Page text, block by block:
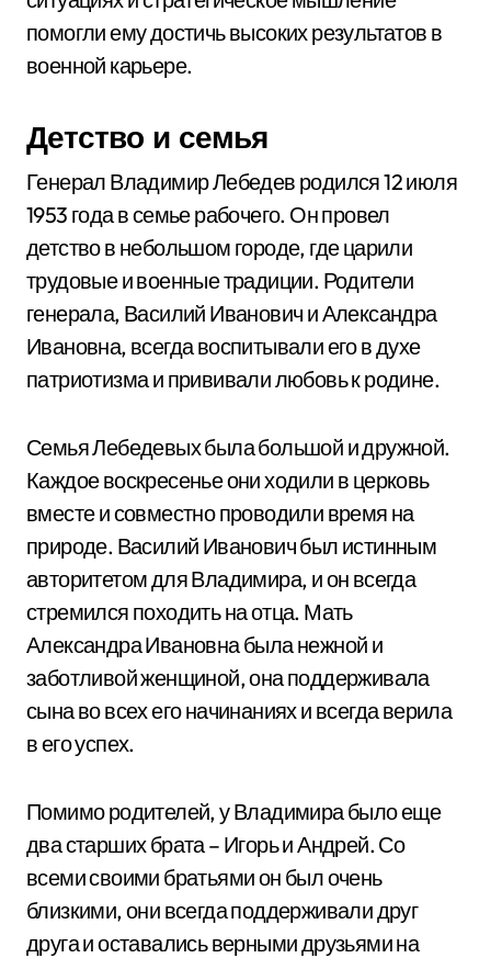
помогли ему достичь высоких результатов в
военной карьере.
Детство и семья
Генерал Владимир Лебедев родился 12 июля
1953 года в семье рабочего. Он провел
детство в небольшом городе, где царили
трудовые и военные традиции. Родители
генерала, Василий Иванович и Александра
Ивановна, всегда воспитывали его в духе
патриотизма и прививали любовь к родине.
Семья Лебедевых была большой и дружной.
Каждое воскресенье они ходили в церковь
вместе и совместно проводили время на
природе. Василий Иванович был истинным
авторитетом для Владимира, и он всегда
стремился походить на отца. Мать
Александра Ивановна была нежной и
заботливой женщиной, она поддерживала
сына во всех его начинаниях и всегда верила
в его успех.
Помимо родителей, у Владимира было еще
два старших брата – Игорь и Андрей. Со
всеми своими братьями он был очень
близкими, они всегда поддерживали друг
друга и оставались верными друзьями на